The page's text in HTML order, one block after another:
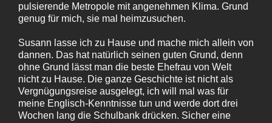
pulsierende Metropole mit angenehmen Klima. Grund
genug für mich, sie mal heimzusuchen.
Susann lasse ich zu Hause und mache mich allein von
dannen. Das hat natürlich seinen guten Grund, denn
ohne Grund lässt man die beste Ehefrau von Welt
nicht zu Hause. Die ganze Geschichte ist nicht als
Vergnügungsreise ausgelegt, ich will mal was für
meine Englisch-Kenntnisse tun und werde dort drei
Wochen lang die Schulbank drücken. Sicher eine